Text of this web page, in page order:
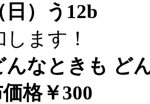
日）う12b
ます！
んなときも ど
格￥300